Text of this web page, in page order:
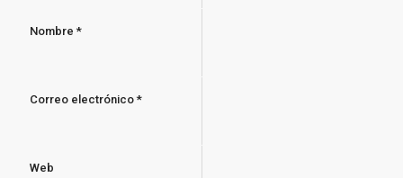
Nombre *
Correo electrónico *
Web